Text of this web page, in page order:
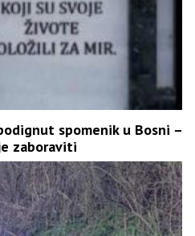
spomenik u Bosni –
zaboraviti